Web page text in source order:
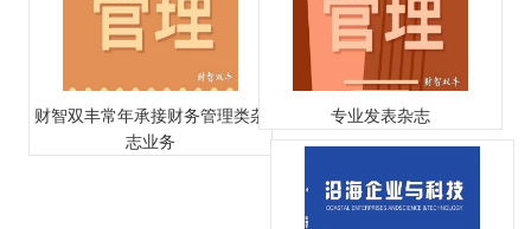
财智双丰常年承接财务管理类杂
志业务
专业发表杂志